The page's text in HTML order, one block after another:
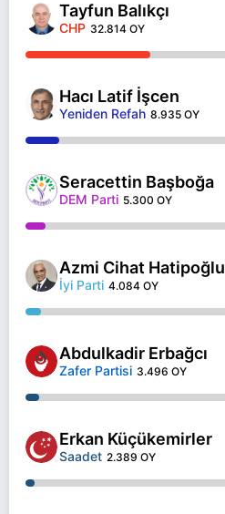
Tayfun Balıkçı
CHP 32.814 OY
Hacı Latif İşcen
Yeniden Refah 8.935 OY
Seracettin Başboğa
DEM Parti 5.300 OY
Azmi Cihat Hatipoğlu
İyi Parti 4.084 OY
Abdulkadir Erbağcı
Zafer Partisi 3.496 OY
Erkan Küçükemirler
Saadet 2.389 OY